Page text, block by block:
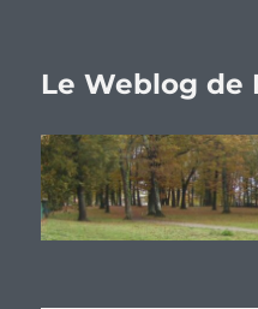
Le Weblog de